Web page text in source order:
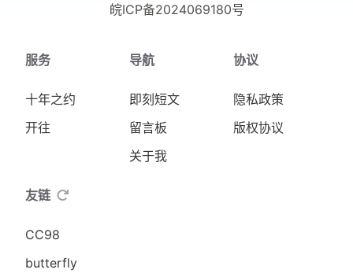
皖ICP备2024069180号
服务
十年之约
开往
导航
即刻短文
留言板
关于我
协议
隐私政策
版权协议
友链
CC98
butterfly